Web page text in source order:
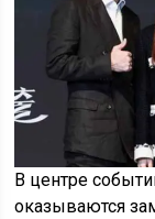
В центре
оказываются